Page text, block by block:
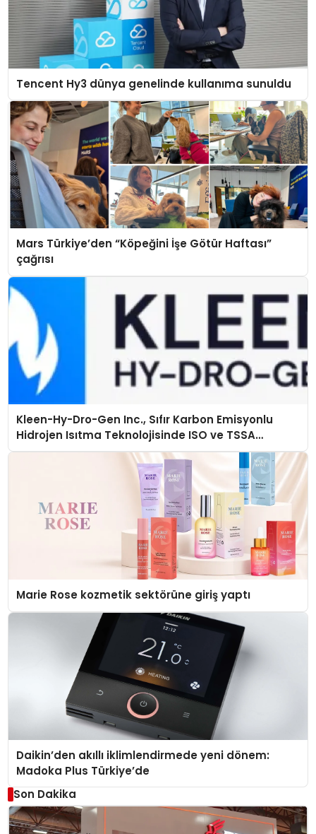
Tencent Hy3 dünya genelinde kullanıma sunuldu
Mars Türkiye’den “Köpeğini İşe Götür Haftası”
çağrısı
Kleen-Hy-Dro-Gen Inc., Sıfır Karbon Emisyonlu
Hidrojen Isıtma Teknolojisinde ISO ve TSSA
Düzenleyici Onaylarını Aldı
Marie Rose kozmetik sektörüne giriş yaptı
Daikin’den akıllı iklimlendirmede yeni dönem:
Madoka Plus Türkiye’de
Son Dakika